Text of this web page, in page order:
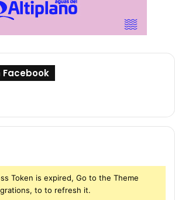
Facebook
Token is expired, Go to the Theme
to to refresh it.